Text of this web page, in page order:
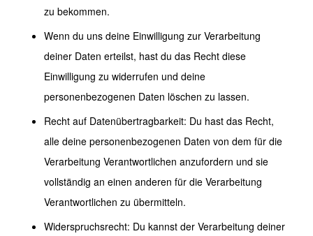
zu bekommen.
Wenn du uns deine Einwilligung zur Verarbeitung
deiner Daten erteilst, hast du das Recht diese
Einwilligung zu widerrufen und deine
personenbezogenen Daten löschen zu lassen.
Recht auf Datenübertragbarkeit: Du hast das Recht,
alle deine personenbezogenen Daten von dem für die
Verarbeitung Verantwortlichen anzufordern und sie
vollständig an einen anderen für die Verarbeitung
Verantwortlichen zu übermitteln.
Widerspruchsrecht: Du kannst der Verarbeitung deiner